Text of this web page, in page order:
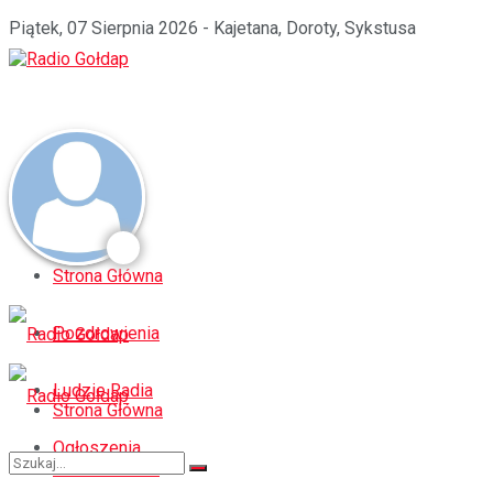
Piątek, 07 Sierpnia 2026 - Kajetana, Doroty, Sykstusa
Strona Główna
Pozdrowienia
Ludzie Radia
Ogłoszenia
Strona Główna
Pozdrowienia